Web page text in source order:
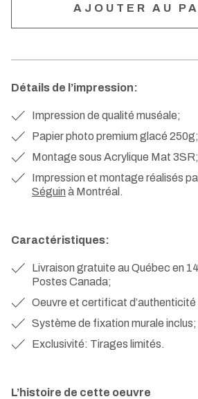
Détails de l’impression:
Impression de qualité muséale;
Papier photo premium glacé 250g;
Montage sous Acrylique Mat 3SR;
Impression et montage réalisés
Séguin à Montréal.
Caractéristiques:
Livraison gratuite au Québec en
Postes Canada;
Oeuvre et certificat d’authenticité
Système de fixation murale inclus;
Exclusivité: Tirages limités.
L’histoire de cette oeuvre